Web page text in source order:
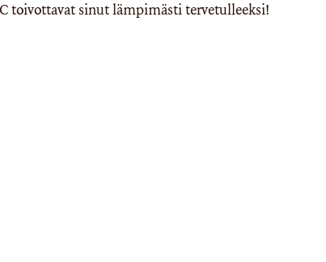
toivottavat sinut lämpimästi tervetulleeksi!